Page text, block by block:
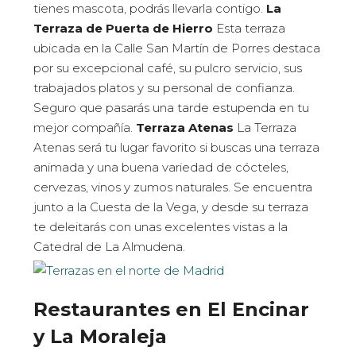
tienes mascota, podrás llevarla contigo. La
Terraza de Puerta de Hierro Esta terraza
ubicada en la Calle San Martín de Porres destaca
por su excepcional café, su pulcro servicio, sus
trabajados platos y su personal de confianza.
Seguro que pasarás una tarde estupenda en tu
mejor compañía. Terraza Atenas La Terraza
Atenas será tu lugar favorito si buscas una terraza
animada y una buena variedad de cócteles,
cervezas, vinos y zumos naturales. Se encuentra
junto a la Cuesta de la Vega, y desde su terraza
te deleitarás con unas excelentes vistas a la
Catedral de La Almudena.
Restaurantes en El Encinar
y La Moraleja